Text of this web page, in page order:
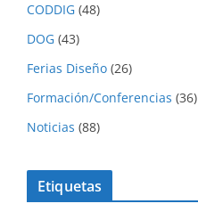
CODDIG (48)
DOG (43)
Ferias Diseño (26)
Formación/Conferencias (36)
Noticias (88)
Etiquetas